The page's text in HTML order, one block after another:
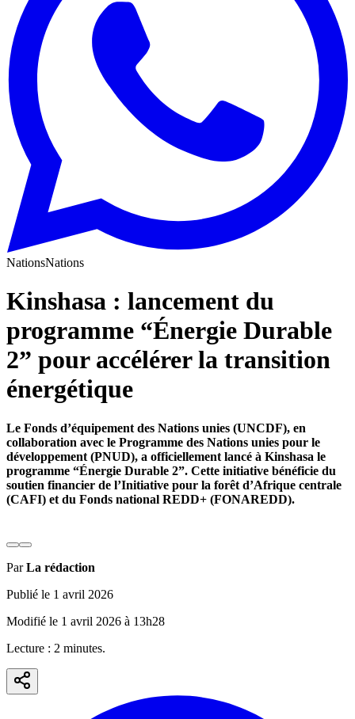
NationsNations
Kinshasa : lancement du
programme “Énergie Durable
2” pour accélérer la transition
énergétique
Le Fonds d’équipement des Nations unies (UNCDF), en
collaboration avec le Programme des Nations unies pour le
développement (PNUD), a officiellement lancé à Kinshasa le
programme “Énergie Durable 2”. Cette initiative bénéficie du
soutien financier de l’Initiative pour la forêt d’Afrique centrale
(CAFI) et du Fonds national REDD+ (FONAREDD).
Par La rédaction
Publié le 1 avril 2026
Modifié le 1 avril 2026 à 13h28
Lecture : 2 minutes.